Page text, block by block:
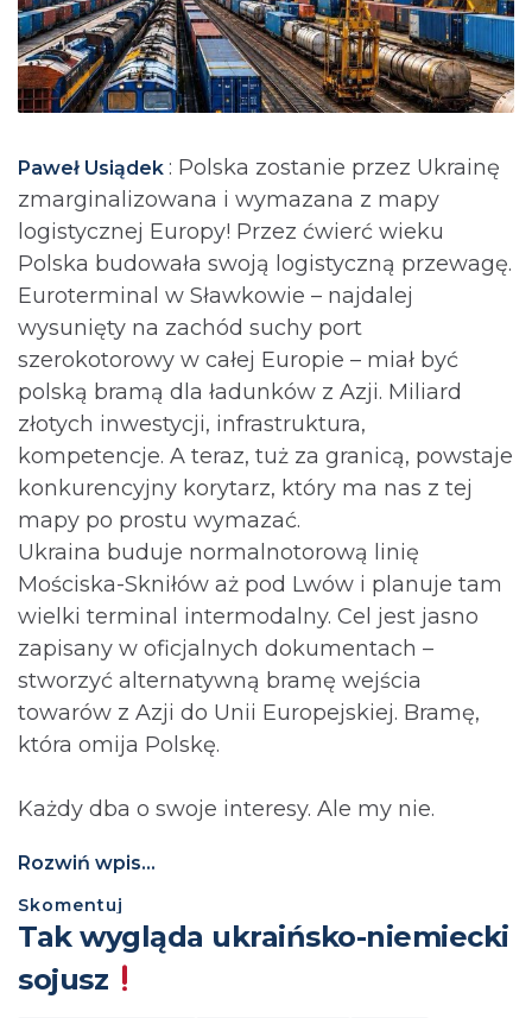
Paweł Usiądek : Polska zostanie przez Ukrainę
zmarginalizowana i wymazana z mapy
logistycznej Europy! Przez ćwierć wieku
Polska budowała swoją logistyczną przewagę.
Euroterminal w Sławkowie – najdalej
wysunięty na zachód suchy port
szerokotorowy w całej Europie – miał być
polską bramą dla ładunków z Azji. Miliard
złotych inwestycji, infrastruktura,
kompetencje. A teraz, tuż za granicą, powstaje
konkurencyjny korytarz, który ma nas z tej
mapy po prostu wymazać.
Ukraina buduje normalnotorową linię
Mościska-Skniłów aż pod Lwów i planuje tam
wielki terminal intermodalny. Cel jest jasno
zapisany w oficjalnych dokumentach –
stworzyć alternatywną bramę wejścia
towarów z Azji do Unii Europejskiej. Bramę,
która omija Polskę.
Każdy dba o swoje interesy. Ale my nie.
Rozwiń wpis...
Skomentuj
Tak wygląda ukraińsko-niemiecki
sojusz